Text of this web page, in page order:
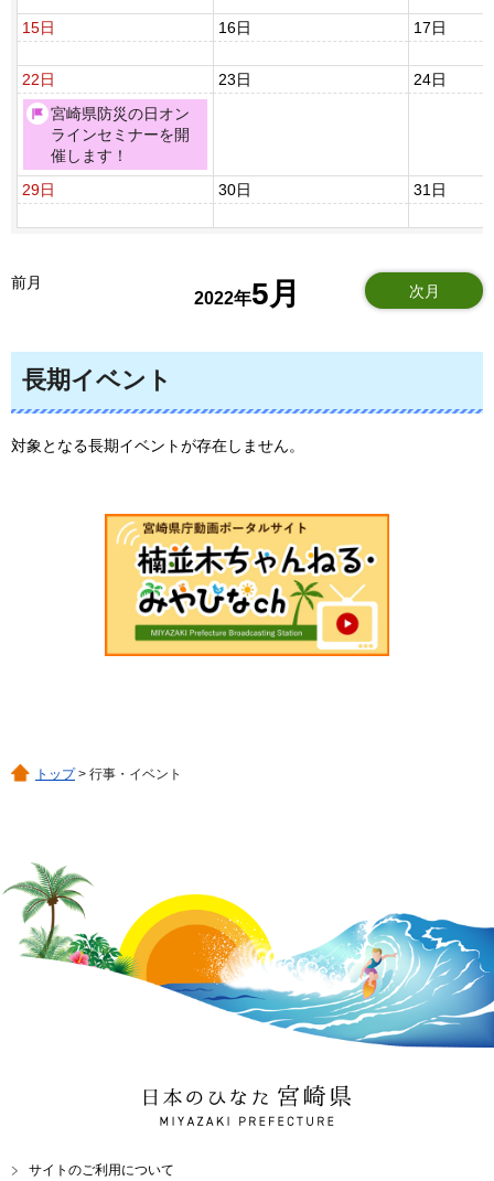
15日 16日 17日
22日 23日
24日
宮崎県防災の日オン
ラインセミナーを開
催します！
29日
30日 31日
前月
2022年5月 次月
長期イベント
対象となる長期イベントが存在しません。
トップ> 行事・イベント
日本のひなた 宮崎県
MIYAZAKI PREFECTURE
サイトのご利用について